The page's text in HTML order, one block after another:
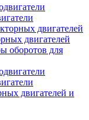
двигателей
двигателей
оборотов для
двигателей и